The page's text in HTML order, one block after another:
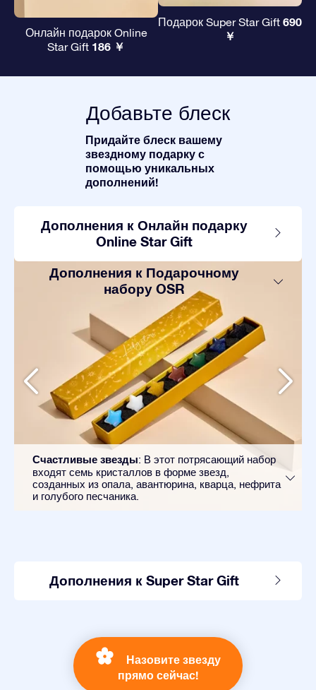
Онлайн подарок Online
Star Gift 186 ￥
Подарок Super Star Gift 690
￥
Добавьте блеск
Придайте блеск вашему
звездному подарку с
помощью уникальных
дополнений!
Дополнения к Онлайн подарку
Online Star Gift
Дополнения к Подарочному
набору OSR
Счастливые звезды: В этот потрясающий набор
входят семь кристаллов в форме звезд,
созданных из опала, авантюрина, кварца, нефрита
и голубого песчаника.
Дополнения к Super Star Gift
Назовите звезду
прямо сейчас!